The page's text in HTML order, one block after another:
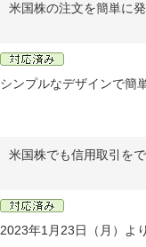
米国株の注文を簡単に
シンプルなデザインで簡
米国株でも信用取引を
2023年1月23日（月）よ